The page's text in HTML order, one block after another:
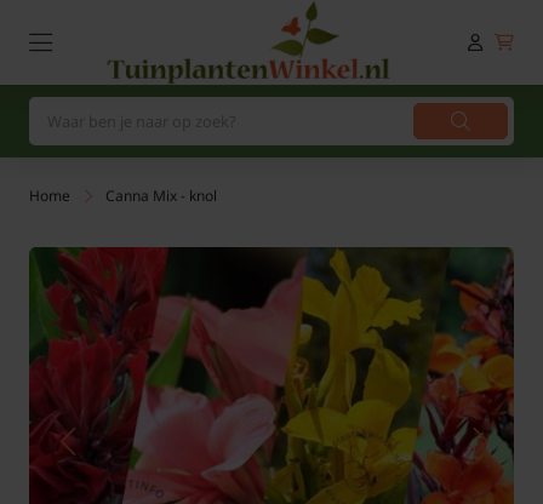
Home Canna Mix - knol